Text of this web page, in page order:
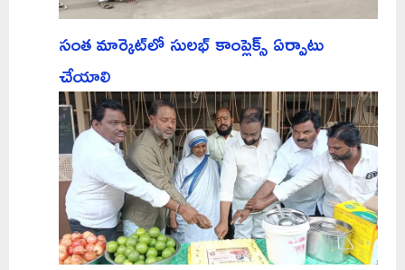
సంత మార్కెట్‌లో సులభ్ కాంప్లెక్స్ ఏర్పాటు
చేయాలి